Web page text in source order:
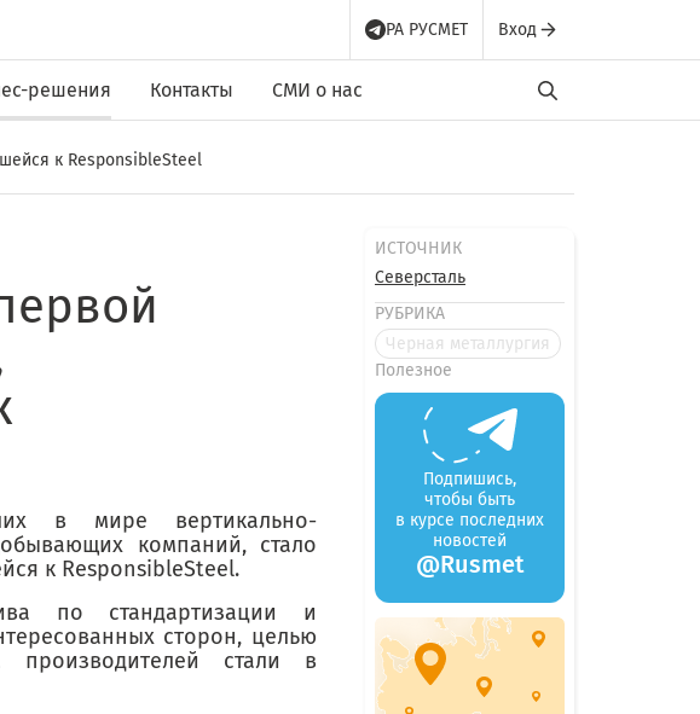
РА РУСМЕТ Вход
решения Контакты СМИ о нас
к ResponsibleSteel
в мире вертикально-
компаний, стало
к ResponsibleSteel.
по стандартизации и
сторон, целью
производителей стали в
ИСТОЧНИК
Северсталь
РУБРИКА
Черная металлургия
Полезное
Подпишись,
чтобы быть
в курсе последних
новостей
@Rusmet